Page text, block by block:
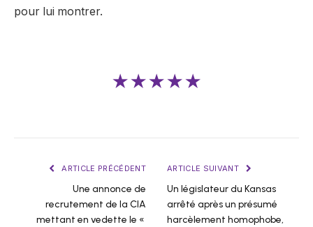
pour lui montrer.
★★★★★
ARTICLE PRÉCÉDENT
Une annonce de
recrutement de la CIA
mettant en vedette le «
ARTICLE SUIVANT
Un législateur du Kansas
arrêté après un présumé
harcèlement homophobe,